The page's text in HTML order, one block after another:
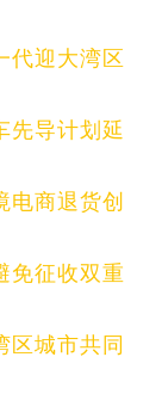
迎大湾区
导计划延
商退货创
征收双重
城市共同